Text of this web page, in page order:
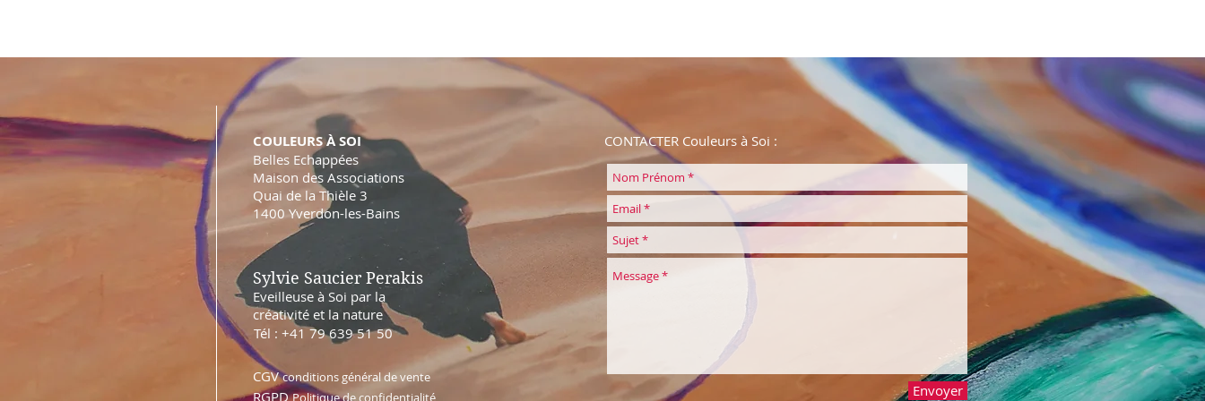
COULEURS À SOI
Belles Echappées
Maison des Associations
Quai de la Thièle 3
1400 Yverdon-les-Bains
Sylvie Saucier Perakis
Eveilleuse à Soi par la
créativité et la nature
Tél : +41 79 639 51 50
CGVconditions général de vente
RGPDPolitique de confidentialité
CONTACTER Couleurs à Soi :
Envoyer